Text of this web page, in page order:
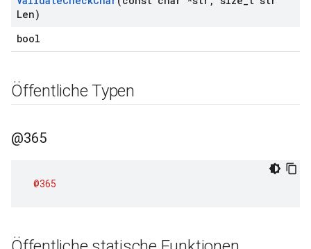
Len)
bool
Öffentliche Typen
@365
@365